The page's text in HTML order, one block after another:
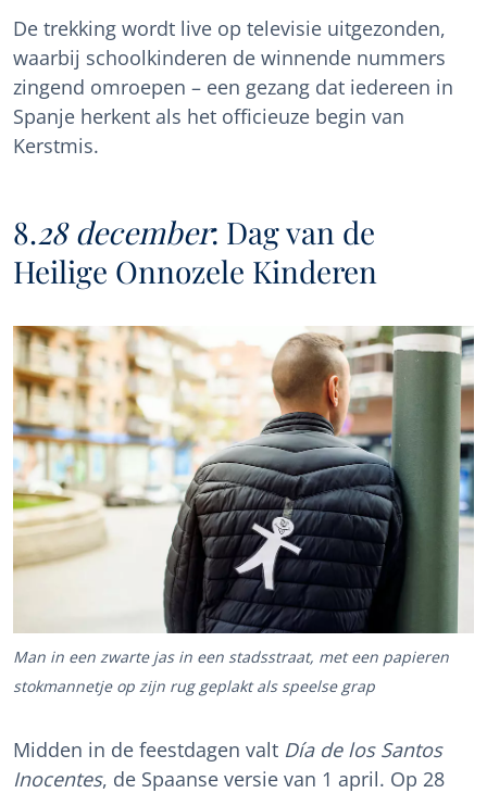
De trekking wordt live op televisie uitgezonden,
waarbij schoolkinderen de winnende nummers
zingend omroepen – een gezang dat iedereen in
Spanje herkent als het officieuze begin van
Kerstmis.
8.28 december: Dag van de
Heilige Onnozele Kinderen
Man in een zwarte jas in een stadsstraat, met een papieren
stokmannetje op zijn rug geplakt als speelse grap
Midden in de feestdagen valt Día de los Santos
Inocentes, de Spaanse versie van 1 april. Op 28